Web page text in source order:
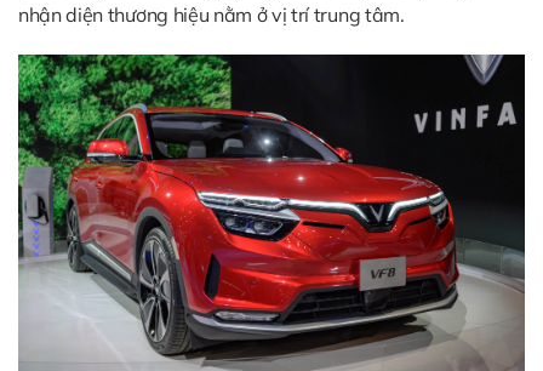
nhận diện thương hiệu nằm ở vị trí trung tâm.